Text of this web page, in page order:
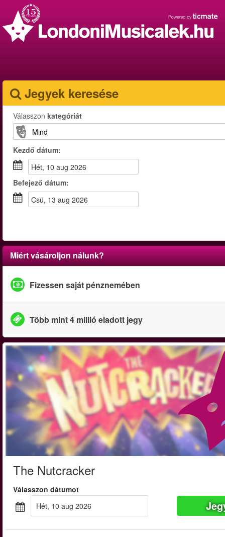
Jegyek keresése
Válasszon kategóriát
Kezdő dátum:
hét, 10 aug 2026
Befejező dátum:
csü, 13 aug 2026
Miért vásároljon nálunk?
Fizessen saját pénznemében
Több mint 4 millió eladott jegy
The Nutcracker
Válasszon dátumot
hét, 10 aug 2026